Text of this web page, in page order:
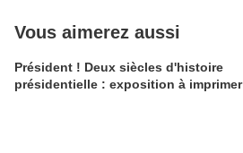
Vous aimerez aussi
Président ! Deux siècles d'histoire
présidentielle : exposition à imprimer